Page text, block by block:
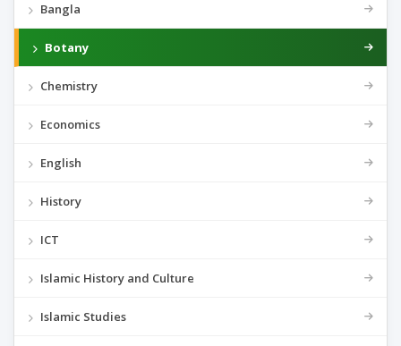
Bangla
Botany
Chemistry
Economics
English
History
ICT
Islamic History and Culture
Islamic Studies